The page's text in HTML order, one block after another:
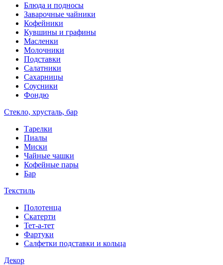
Блюда и подносы
Заварочные чайники
Кофейники
Кувшины и графины
Масленки
Молочники
Подставки
Салатники
Сахарницы
Соусники
Фондю
Стекло, хрусталь, бар
Тарелки
Пиалы
Миски
Чайные чашки
Кофейные пары
Бар
Текстиль
Полотенца
Скатерти
Тет-а-тет
Фартуки
Салфетки подставки и кольца
Декор